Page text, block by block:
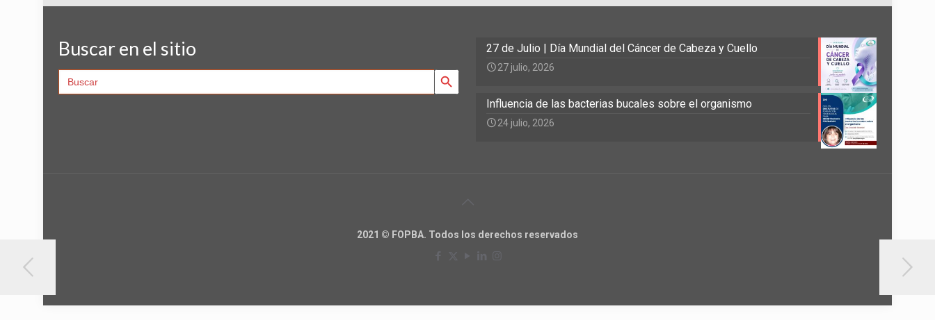
Buscar en el sitio
Search
for:
Search Button
27 de Julio | Día Mundial del Cáncer de Cabeza y Cuello
27 julio, 2026
Influencia de las bacterias bucales sobre el organismo
24 julio, 2026
2021 © FOPBA. Todos los derechos reservados